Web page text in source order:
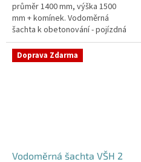
průměr 1400 mm, výška 1500
mm + komínek. Vodoměrná
šachta k obetonování - pojízdná
i pod parkovací stáníStandardní
prostupy šachty DN32 (jiné na...
Doprava Zdarma
Vodoměrná šachta VŠH 2